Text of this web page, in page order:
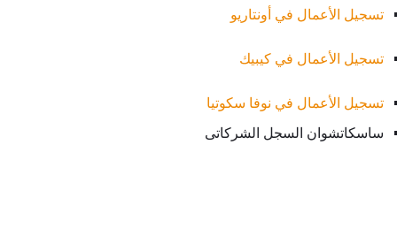
تسجيل الأعمال في أونتاريو
تسجيل الأعمال في كيبيك
تسجيل الأعمال في نوفا سكوتيا
ساسكاتشوان السجل الشركاتى